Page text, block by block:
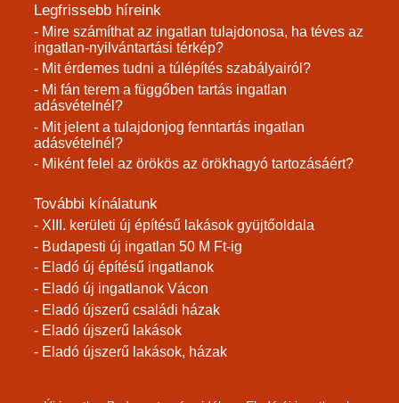
Legfrissebb híreink
- Mire számíthat az ingatlan tulajdonosa, ha téves az
ingatlan-nyilvántartási térkép?
- Mit érdemes tudni a túlépítés szabályairól?
- Mi fán terem a függőben tartás ingatlan
adásvételnél?
- Mit jelent a tulajdonjog fenntartás ingatlan
adásvételnél?
- Miként felel az örökös az örökhagyó tartozásáért?
További kínálatunk
- XIII. kerületi új építésű lakások gyüjtőoldala
- Budapesti új ingatlan 50 M Ft-ig
- Eladó új építésű ingatlanok
- Eladó új ingatlanok Vácon
- Eladó újszerű családi házak
- Eladó újszerű lakások
- Eladó újszerű lakások, házak